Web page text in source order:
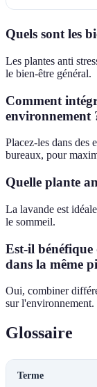
Quels sont les
Les plantes anti
le bien-être général.
Comment
environnement
Placez-les dans des
bureaux, pour
Quelle plante
La lavande est
le sommeil.
Est-il
dans la même
Oui, combiner
sur l'environnement.
Glossaire
Terme